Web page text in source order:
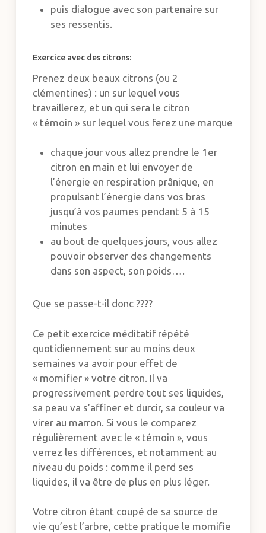
puis dialogue avec son partenaire sur
ses ressentis.
Exercice avec des citrons:
Prenez deux beaux citrons (ou 2
clémentines) : un sur lequel vous
travaillerez, et un qui sera le citron
« témoin » sur lequel vous ferez une marque
chaque jour vous allez prendre le 1er
citron en main et lui envoyer de
l’énergie en respiration prânique, en
propulsant l’énergie dans vos bras
jusqu’à vos paumes pendant 5 à 15
minutes
au bout de quelques jours, vous allez
pouvoir observer des changements
dans son aspect, son poids….
Que se passe-t-il donc ????
Ce petit exercice méditatif répété
quotidiennement sur au moins deux
semaines va avoir pour effet de
« momifier » votre citron. Il va
progressivement perdre tout ses liquides,
sa peau va s’affiner et durcir, sa couleur va
virer au marron. Si vous le comparez
régulièrement avec le « témoin », vous
verrez les différences, et notamment au
niveau du poids : comme il perd ses
liquides, il va être de plus en plus léger.
Votre citron étant coupé de sa source de
vie qu’est l’arbre, cette pratique le momifie